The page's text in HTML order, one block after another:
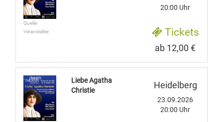
Quelle:
Veranstalter
20:00 Uhr
Tickets
ab 12,00 €
Liebe Agatha
Christie
Heidelberg
23.09.2026
20:00 Uhr